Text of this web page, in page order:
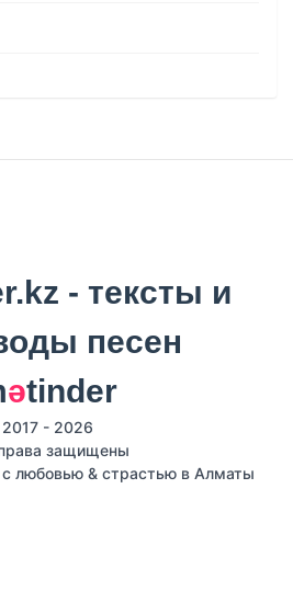
әtinder
2017 - 2026
защищены
любовью & страстью в Алматы